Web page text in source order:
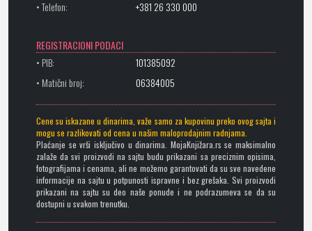
• Telefon: +381 26 330 000
REGISTRACIONI PODACI
• PIB:
101385092
• Matični broj:
06384005
Cene su iskazane u dinarima, važe samo za kupovinu preko ovog sajta i
mogu se razlikovati od cena u našim maloprodajnim radnjama.
Plaćanje se vrši isključivo u dinarima. MojaKnjižara.rs se maksimalno
zalaže da svi proizvodi na sajtu budu prikazani sa preciznim opisima,
fotografijama i cenama, ali ne možemo garantovati da su sve navedene
informacije na sajtu u potpunosti ispravne i bez grešaka. Svi proizvodi
prikazani na sajtu su deo naše ponude i ne podrazumeva se da su
dostupni u svakom trenutku.